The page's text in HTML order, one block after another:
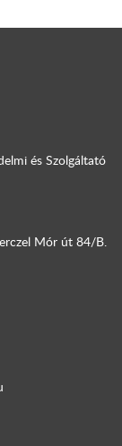
és Szolgáltató
Mór út 84/B.